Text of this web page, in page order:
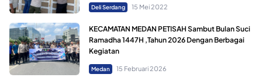
Deli Serdang 15 Mei 2022
KECAMATAN MEDAN PETISAH Sambut Bulan Suci
Ramadha 1447H ,Tahun 2026 Dengan Berbagai
Kegiatan
Medan 15 Februari 2026